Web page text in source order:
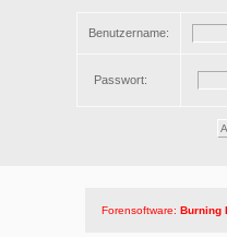
Benutzername:
Passwort:
Forensoftware: Burning